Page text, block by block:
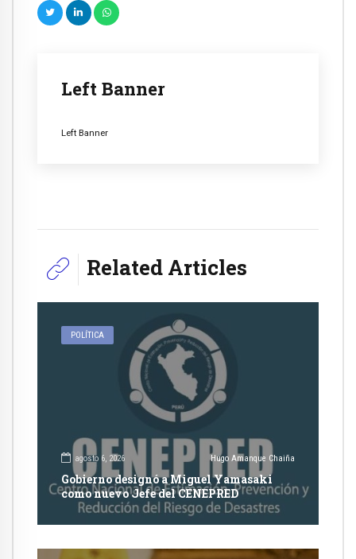
Left Banner
Left Banner
Related Articles
POLÍTICA
agosto 6, 2026 Hugo Amanque Chaiña
Gobierno designó a Miguel Yamasaki
como nuevo Jefe del CENEPRED